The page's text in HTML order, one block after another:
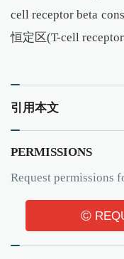
cell receptor beta
恒定区(T-cell
引用本文
PERMISSIONS
Request permissions
©